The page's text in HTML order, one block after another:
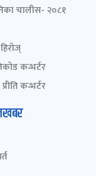
चालीस- २०८१
कन्भर्टर
कन्भर्टर